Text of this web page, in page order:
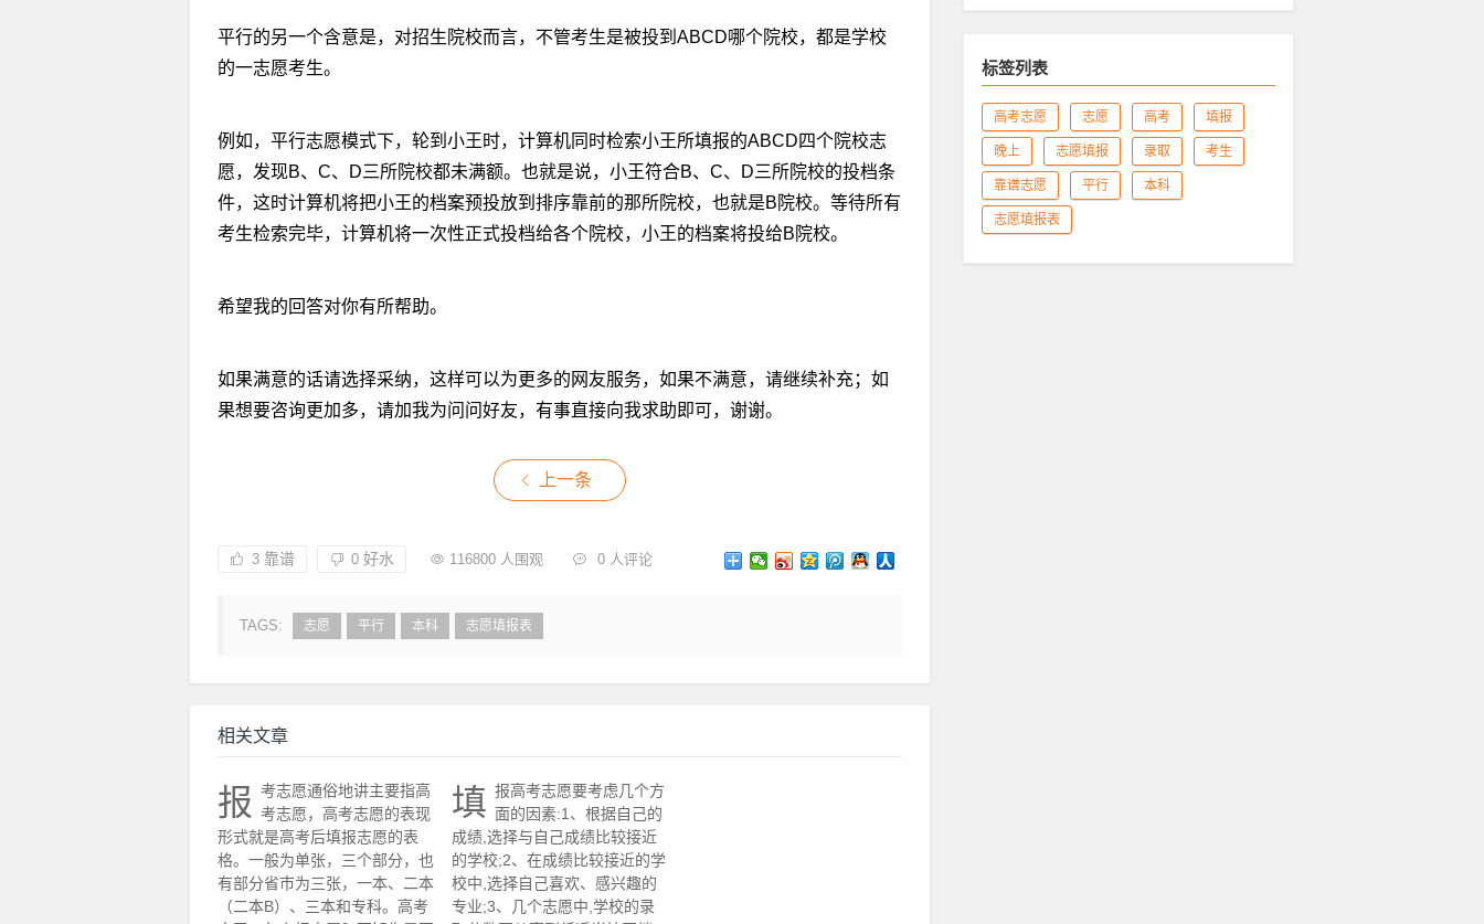
平行的另一个含意是，对招生院校而言，不管考生是被投到ABCD哪个院校，都是学校
的一志愿考生。
例如，平行志愿模式下，轮到小王时，计算机同时检索小王所填报的ABCD四个院校志
愿，发现B、C、D三所院校都未满额。也就是说，小王符合B、C、D三所院校的投档条
件，这时计算机将把小王的档案预投放到排序靠前的那所院校，也就是B院校。等待所有
考生检索完毕，计算机将一次性正式投档给各个院校，小王的档案将投给B院校。
希望我的回答对你有所帮助。
如果满意的话请选择采纳，这样可以为更多的网友服务，如果不满意，请继续补充；如
果想要咨询更加多，请加我为问问好友，有事直接向我求助即可，谢谢。
上一条
3 靠谱 0 好水 116800 人围观 0 人评论
TAGS: 志愿 平行 本科 志愿填报表
相关文章
报 考志愿通俗地讲主要指高
考志愿，高考志愿的表现
形式就是高考后填报志愿的表
格。一般为单张，三个部分，也
有部分省市为三张，一本、二本
（二本B）、三本和专科。高考
填 报高考志愿要考虑几个方
面的因素:1、根据自己的
成绩,选择与自己成绩比较接近
的学校;2、在成绩比较接近的学
校中,选择自己喜欢、感兴趣的
专业;3、几个志愿中,学校的录
标签列表
高考志愿 志愿 高考 填报
晚上 志愿填报 录取 考生
靠谱志愿 平行 本科
志愿填报表